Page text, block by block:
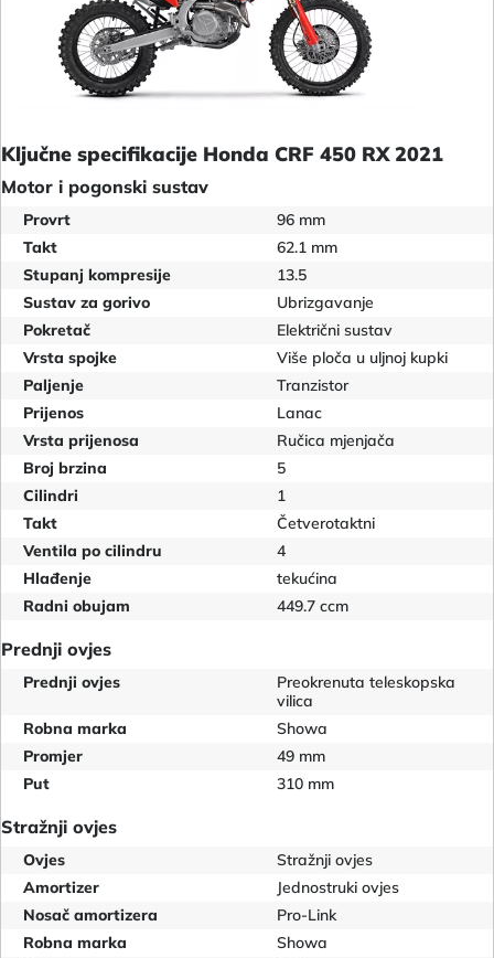
Ključne specifikacije Honda CRF 450 RX 2021
Motor i pogonski sustav
Provrt
96 mm
Takt
62.1 mm
Stupanj kompresije
13.5
Sustav za gorivo
Ubrizgavanje
Pokretač
Električni sustav
Vrsta spojke
Više ploča u uljnoj kupki
Paljenje
Tranzistor
Prijenos
Lanac
Vrsta prijenosa
Ručica mjenjača
Broj brzina
5
Cilindri
1
Takt
Četverotaktni
Ventila po cilindru
4
Hlađenje
tekućina
Radni obujam
449.7 ccm
Prednji ovjes
Prednji ovjes
Preokrenuta teleskopska
vilica
Robna marka
Showa
Promjer
49 mm
Put
310 mm
Stražnji ovjes
Ovjes
Stražnji ovjes
Amortizer
Jednostruki ovjes
Nosač amortizera
Pro-Link
Robna marka
Showa